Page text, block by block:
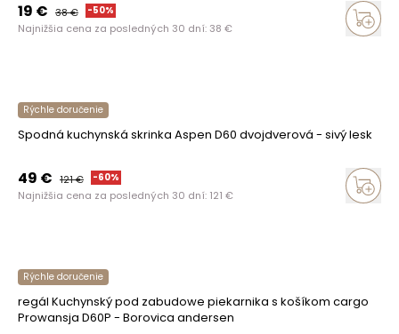
19 € 38€ -50%
Najnižšia cena za posledných 30 dní: 38 €
Rýchle doručenie
Spodná kuchynská skrinka Aspen D60 dvojdverová - sivý lesk
49 € 121€ -60%
Najnižšia cena za posledných 30 dní: 121 €
Rýchle doručenie
regál Kuchynský pod zabudowe piekarnika s košíkom cargo
Prowansja D60P - Borovica andersen